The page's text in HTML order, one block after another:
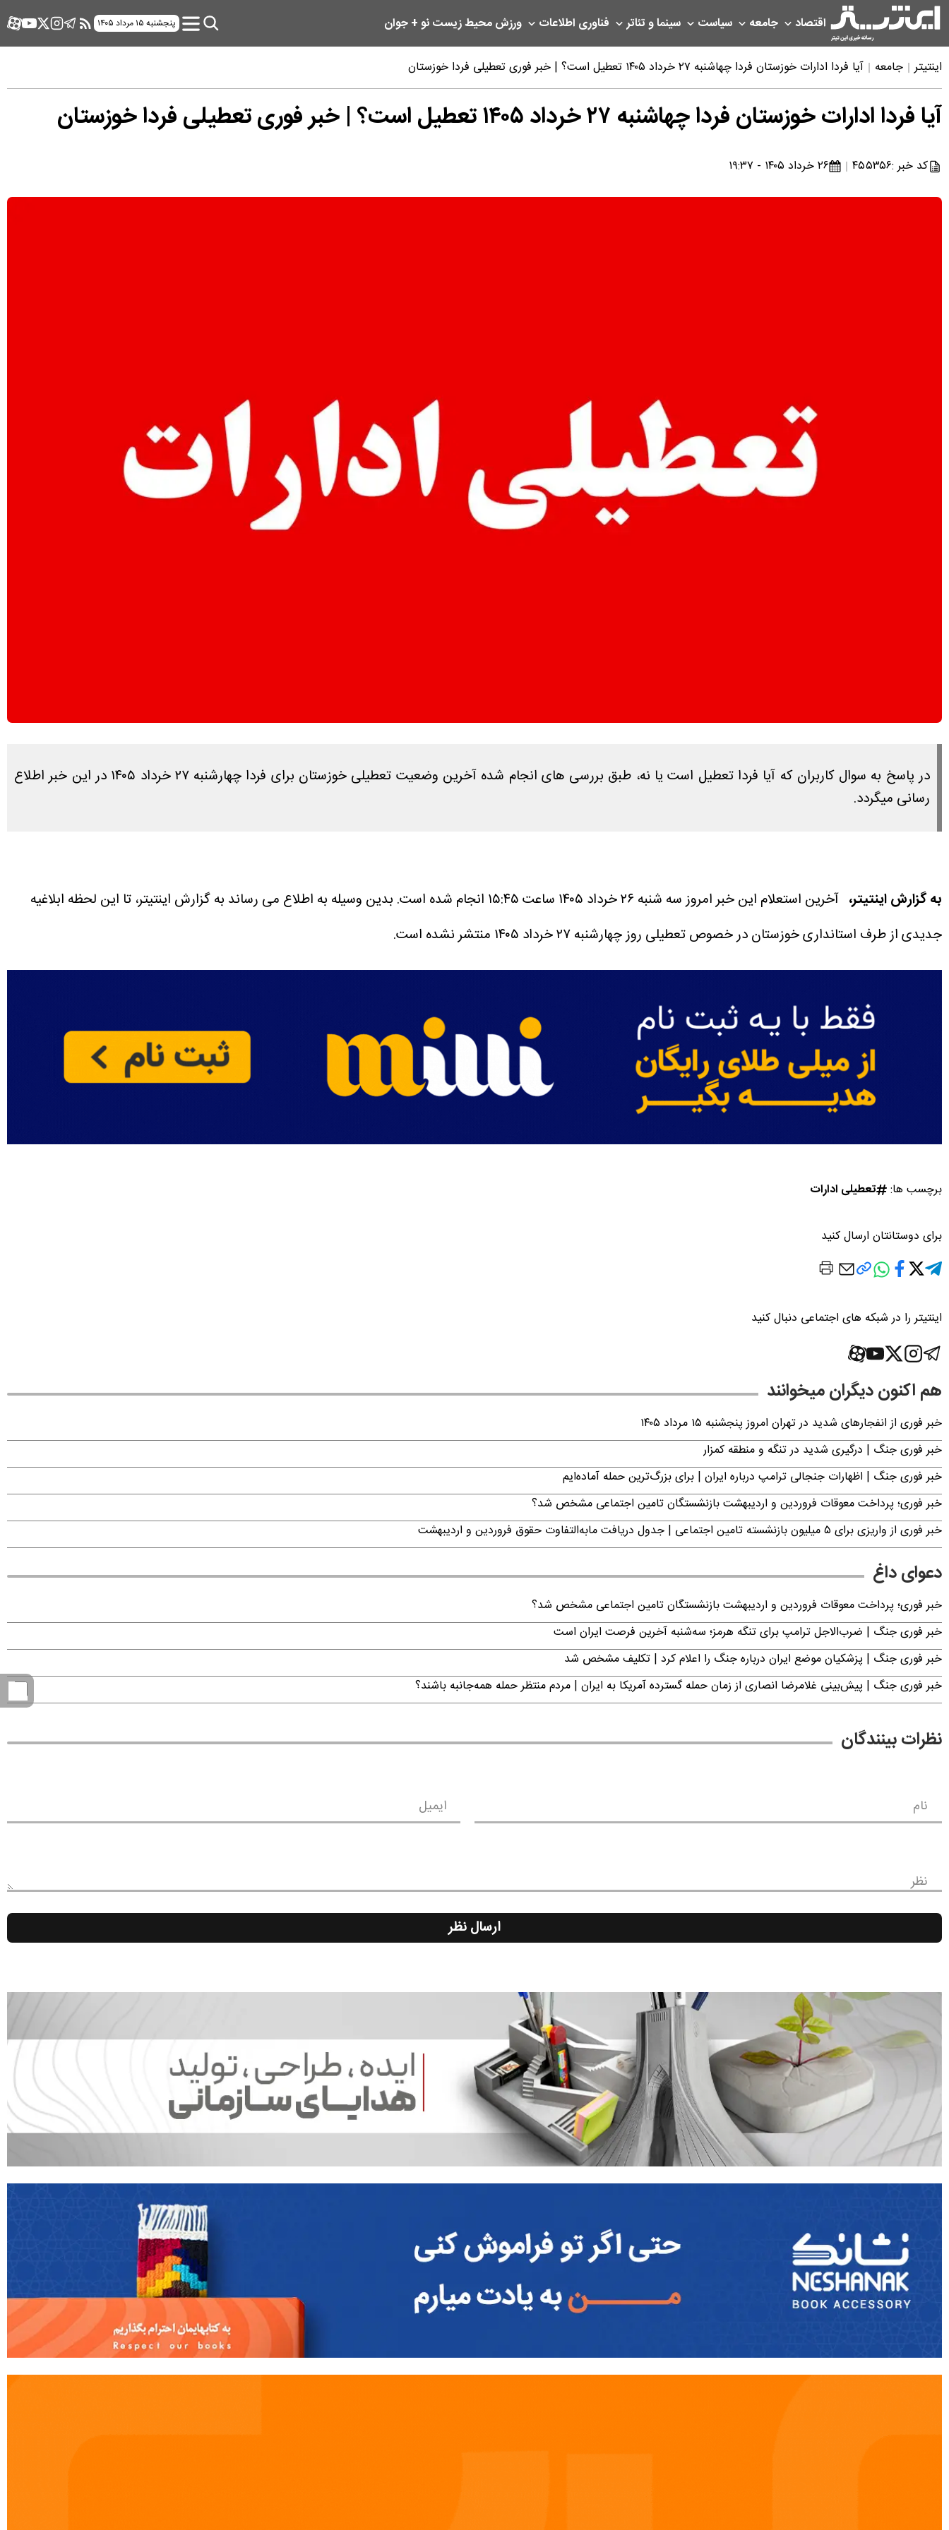
اقتصاد جامعه سیاست سینما و تئاتر فناوری اطلاعات ورزشمحیط زیستنو + جوان پنجشنبه ۱۵ مرداد ۱۴۰۵
اینتیتر جامعه آیا فردا ادارات خوزستان فردا چهاشنبه ۲۷ خرداد ۱۴۰۵ تعطیل است؟ | خبر فوری تعطیلی فردا خوزستان
آیا فردا ادارات خوزستان فردا چهاشنبه ۲۷ خرداد ۱۴۰۵ تعطیل است؟ | خبر فوری تعطیلی فردا خوزستان
کد خبر :۴۵۵۳۵۶ ۲۶ خرداد ۱۴۰۵ - ۱۹:۳۷
در پاسخ به سوال کاربران که آیا فردا تعطیل است یا نه، طبق بررسی های انجام شده آخرین وضعیت تعطیلی خوزستان برای فردا چهارشنبه ۲۷ خرداد ۱۴۰۵ در این خبر اطلاع
رسانی میگردد.
به گزارش اینتیتر، آخرین استعلام این خبر امروز سه شنبه ۲۶ خرداد ۱۴۰۵ ساعت ۱۵:۴۵ انجام شده است.
بدین وسیله به اطلاع می رساند به گزارش اینتیتر، تا این لحظه ابلاغیه
جدیدی از طرف استانداری خوزستان در خصوص تعطیلی روز چهارشنبه ۲۷ خرداد ۱۴۰۵ منتشر نشده است.
برچسب ها: تعطیلی ادارات
برای دوستانتان ارسال کنید
اینتیتر را در شبکه های اجتماعی دنبال کنید
هم اکنون دیگران میخوانند
خبر فوری از انفجارهای شدید در تهران امروز پنجشنبه ۱۵ مرداد ۱۴۰۵
خبر فوری جنگ | درگیری شدید در تنگه و منطقه کمزار
خبر فوری جنگ | اظهارات جنجالی ترامپ درباره ایران | برای بزرگ‌ترین حمله آماده‌ایم
خبر فوری؛ پرداخت معوقات فروردین و اردیبهشت بازنشستگان تامین اجتماعی مشخص شد؟
خبر فوری از واریزی برای ۵ میلیون‌ بازنشسته تامین اجتماعی | جدول دریافت مابه‌التفاوت حقوق فروردین و اردیبهشت
دعوای داغ
خبر فوری؛ پرداخت معوقات فروردین و اردیبهشت بازنشستگان تامین اجتماعی مشخص شد؟
خبر فوری جنگ | ضرب‌الاجل ترامپ برای تنگه هرمز؛ سه‌شنبه آخرین فرصت ایران است
خبر فوری جنگ | پزشکیان موضع ایران درباره جنگ را اعلام کرد | تکلیف مشخص شد
خبر فوری جنگ | پیش‌بینی غلامرضا انصاری از زمان حمله گسترده آمریکا به ایران | مردم منتظر حمله همه‌جانبه باشند؟
نظرات بینندگان
نام ایمیل
نظر
ارسال نظر